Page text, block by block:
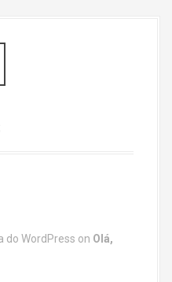
do WordPress on Olá,